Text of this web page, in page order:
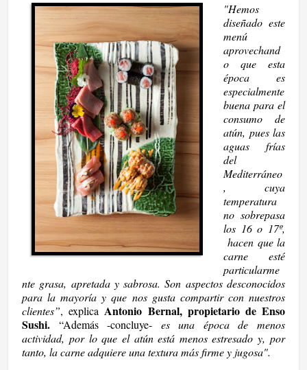
"Hemos
diseñado este
menú
aprovechand
o que esta
época es
especialmente
buena para el
consumo de
atún, pues las
aguas frías
del
Mediterráneo
, cuya
temperatura
no sobrepasa
los 16 o 17º,
hacen que la
carne esté
particularme
nte grasa, apretada y sabrosa. Son aspectos desconocidos
para la mayoría y que nos gusta compartir con nuestros
clientes”, explica Antonio Bernal, propietario de Enso
Sushi. “Además -concluye- es una época de menos
actividad, por lo que el atún está menos estresado y, por
tanto, la carne adquiere una textura más firme y jugosa".